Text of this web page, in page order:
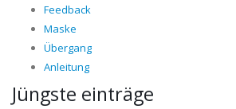
Feedback
Maske
Übergang
Anleitung
Jüngste einträge